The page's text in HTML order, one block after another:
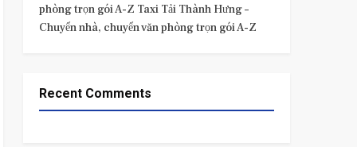
phòng trọn gói A-Z Taxi Tải Thành Hưng –
Chuyển nhà, chuyển văn phòng trọn gói A-Z
Recent Comments